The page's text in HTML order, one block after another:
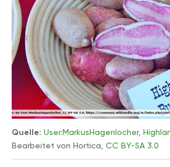
Quelle: User:MarkusHagenlocher,
Bearbeitet von Hortica, CC BY-SA 3.0